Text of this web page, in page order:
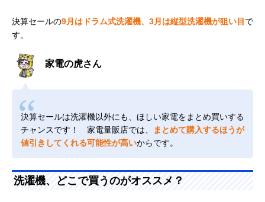
決算セールの9月はドラム式洗濯機、3月は縦型洗濯機が狙い目 で
す。
家電の虎さん
決算セールは洗濯機以外にも、ほしい家電をまとめ買いする
チャンスです！ 家電量販店では、
まとめて購入するほうが
値引きしてくれる可能性が高いからです。
洗濯機、どこで買うのがオススメ？